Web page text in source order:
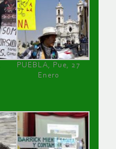
PUEBLA, Pue, 27
Enero